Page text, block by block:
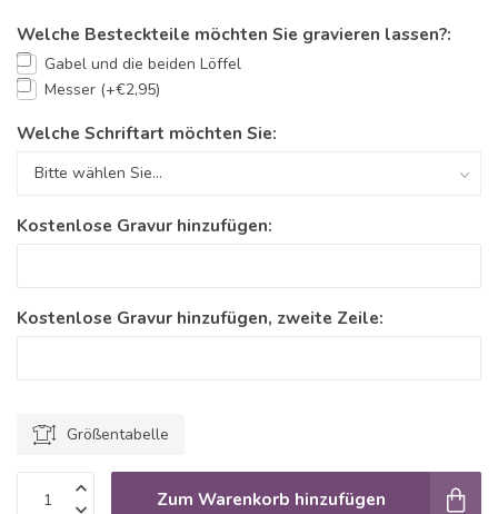
Welche Besteckteile möchten Sie gravieren lassen?:
Gabel und die beiden Löffel
Messer (+€2,95)
Welche Schriftart möchten Sie:
Kostenlose Gravur hinzufügen:
Kostenlose Gravur hinzufügen, zweite Zeile:
Größentabelle
Zum Warenkorb hinzufügen